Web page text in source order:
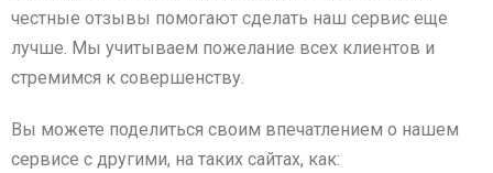
честные отзывы помогают сделать наш сервис еще
лучше. Мы учитываем пожелание всех клиентов и
стремимся к совершенству.
Вы можете поделиться своим впечатлением о нашем
сервисе с другими, на таких сайтах, как: